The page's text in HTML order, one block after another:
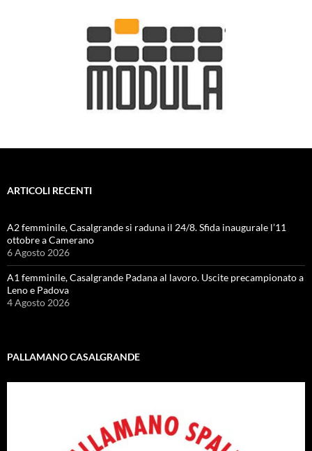
ARTICOLI RECENTI
A2 femminile, Casalgrande si raduna il 24/8. Sfida inaugurale l’11
ottobre a Camerano
6 Agosto 2026
A1 femminile, Casalgrande Padana al lavoro. Uscite precampionato a
Leno e Padova
4 Agosto 2026
PALLAMANO CASALGRANDE